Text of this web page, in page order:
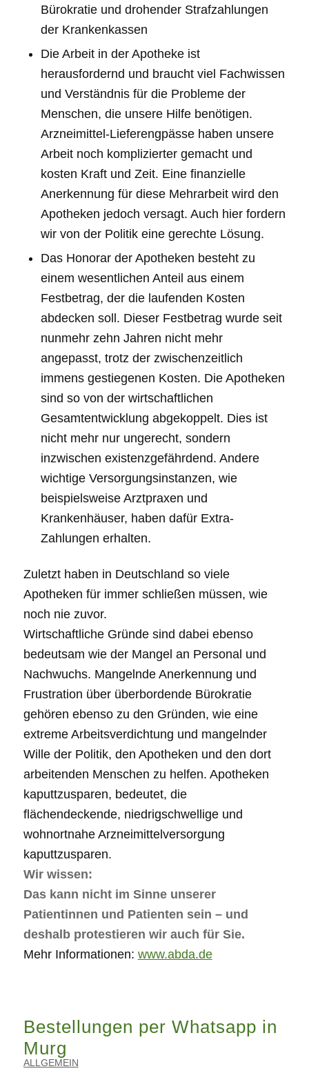
Bürokratie und drohender Strafzahlungen
der Krankenkassen
Die Arbeit in der Apotheke ist
herausfordernd und braucht viel Fachwissen
und Verständnis für die Probleme der
Menschen, die unsere Hilfe benötigen.
Arzneimittel-Lieferengpässe haben unsere
Arbeit noch komplizierter gemacht und
kosten Kraft und Zeit. Eine finanzielle
Anerkennung für diese Mehrarbeit wird den
Apotheken jedoch versagt. Auch hier fordern
wir von der Politik eine gerechte Lösung.
Das Honorar der Apotheken besteht zu
einem wesentlichen Anteil aus einem
Festbetrag, der die laufenden Kosten
abdecken soll. Dieser Festbetrag wurde seit
nunmehr zehn Jahren nicht mehr
angepasst, trotz der zwischenzeitlich
immens gestiegenen Kosten. Die Apotheken
sind so von der wirtschaftlichen
Gesamtentwicklung abgekoppelt. Dies ist
nicht mehr nur ungerecht, sondern
inzwischen existenzgefährdend. Andere
wichtige Versorgungsinstanzen, wie
beispielsweise Arztpraxen und
Krankenhäuser, haben dafür Extra-
Zahlungen erhalten.
Zuletzt haben in Deutschland so viele
Apotheken für immer schließen müssen, wie
noch nie zuvor.
Wirtschaftliche Gründe sind dabei ebenso
bedeutsam wie der Mangel an Personal und
Nachwuchs. Mangelnde Anerkennung und
Frustration über überbordende Bürokratie
gehören ebenso zu den Gründen, wie eine
extreme Arbeitsverdichtung und mangelnder
Wille der Politik, den Apotheken und den dort
arbeitenden Menschen zu helfen. Apotheken
kaputtzusparen, bedeutet, die
flächendeckende, niedrigschwellige und
wohnortnahe Arzneimittelversorgung
kaputtzusparen.
Wir wissen:
Das kann nicht im Sinne unserer
Patientinnen und Patienten sein – und
deshalb protestieren wir auch für Sie.
Mehr Informationen: www.abda.de
Bestellungen per Whatsapp in
Murg
ALLGEMEIN